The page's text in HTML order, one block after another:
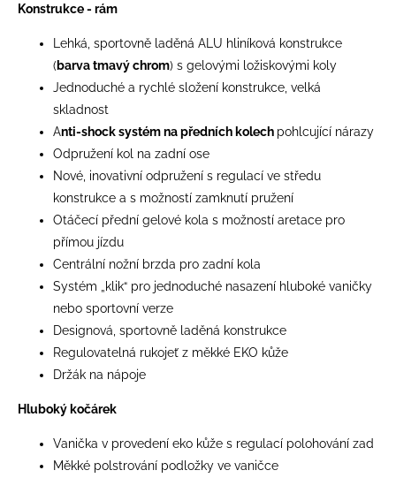
Konstrukce - rám
Lehká, sportovně laděná ALU hliníková konstrukce
(barva tmavý chrom) s gelovými ložiskovými koly
Jednoduché a rychlé složení konstrukce, velká
skladnost
Anti-shock systémna předních kolech pohlcující nárazy
Odpružení kol na zadní ose
Nové, inovativní odpružení s regulací ve středu
konstrukce a s možností zamknutí pružení
Otáčecí přední gelové kola s možností aretace pro
přímou jízdu
Centrální nožní brzda pro zadní kola
Systém „klik“ pro jednoduché nasazení hluboké vaničky
nebo sportovní verze
Designová, sportovně laděná konstrukce
Regulovatelná rukojeť z měkké EKO kůže
Držák na nápoje
Hluboký kočárek
Vanička v provedení eko kůže s regulací polohování zad
Měkké polstrování podložky ve vaničce